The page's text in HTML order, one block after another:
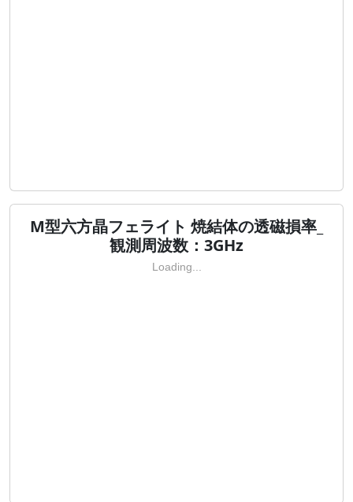
M型六方晶フェライト 焼結体の透磁損率_
観測周波数：3GHz
Loading...